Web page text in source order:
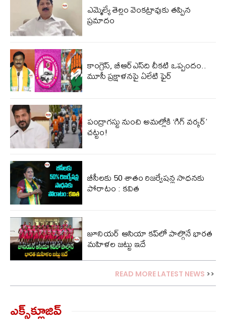
ఎమ్మెల్యే తెల్లం వెంకట్రావుకు తప్పిన
ప్రమాదం
కాంగ్రెస్, బీఆర్ఎస్‌ది చీకటి ఒప్పందం..
మూసీ ప్రక్షాళనపై ఏలేటి ఫైర్
పంద్రాగస్టు నుంచి అమల్లోకి ‘గిగ్ వర్కర్’
చట్టం!
బీసీలకు 50 శాతం రిజర్వేషన్ల సాధనకు
పోరాటం : కవిత
జూనియర్ ఆసియా కప్‌లో పాల్గొనే భారత
మహిళల జట్టు ఇదే
READ MORE LATEST NEWS >>
ఎక్స్‌క్లూజివ్‌